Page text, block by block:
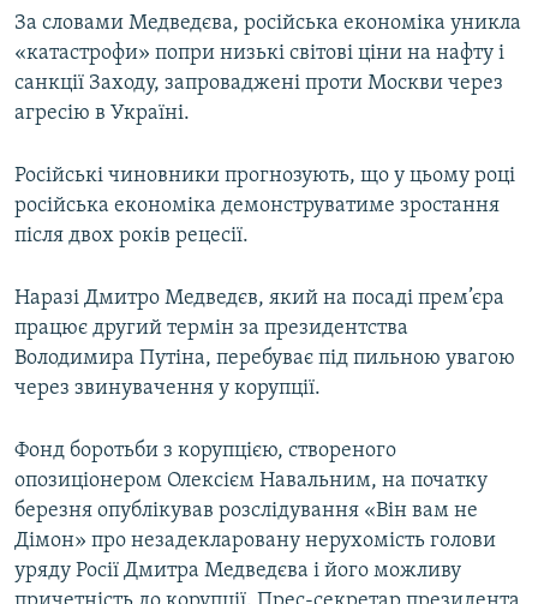
Усі сайти RFE/RL
За словами Медведєва, російська економіка уникла
«катастрофи» попри низькі світові ціни на нафту і
санкції Заходу, запроваджені проти Москви через
агресію в Україні.
Російські чиновники прогнозують, що у цьому році
російська економіка демонструватиме зростання
після двох років рецесії.
Наразі Дмитро Медведєв, який на посаді прем’єра
працює другий термін за президентства
Володимира Путіна, перебуває під пильною увагою
через звинувачення у корупції.
Фонд боротьби з корупцією, створеного
опозиціонером Олексієм Навальним, на початку
березня опублікував розслідування «Він вам не
Дімон» про незадекларовану нерухомість голови
уряду Росії Дмитра Медведєва і його можливу